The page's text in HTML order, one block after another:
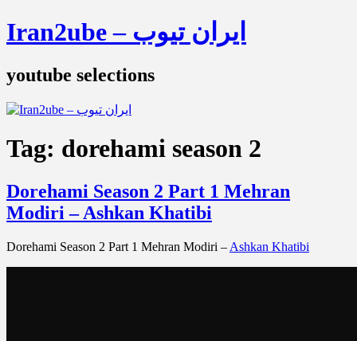
Iran2ube – ایران تیوب
youtube selections
Tag: dorehami season 2
Dorehami Season 2 Part 1 Mehran
Modiri – Ashkan Khatibi
Dorehami Season 2 Part 1 Mehran Modiri – Ashkan Khatibi